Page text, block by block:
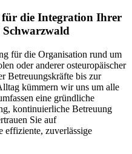
für die Integration Ihrer
für die Organisation rund um
oder anderer osteuropäischer
Betreuungskräfte bis zur
kümmern wir uns um alle
eine gründliche
kontinuierliche Betreuung
Sie auf
effiziente, zuverlässige